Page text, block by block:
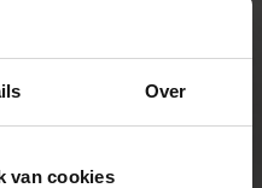
Over
van cookies